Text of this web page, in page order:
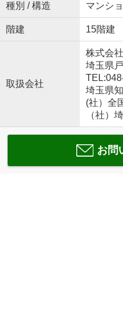
種別 / 構造 マンシ
階建 15階建
取扱会社
株式会
埼玉県
埼玉県
(社）全
（社）
お問